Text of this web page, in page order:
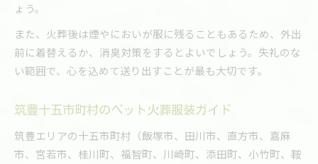
ょう。
また、火葬後は煙やにおいが服に残ることもあるため、外出
前に着替えるか、消臭対策をするとよいでしょう。失礼のな
い範囲で、心を込めて送り出すことが最も大切です。
筑豊十五市町村のペット火葬服装ガイド
筑豊エリアの十五市町村（飯塚市、田川市、直方市、嘉麻
市、宮若市、桂川町、福智町、川崎町、添田町、小竹町、鞍